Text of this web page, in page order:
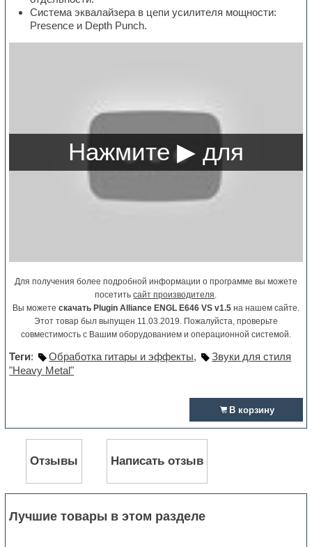
Система эквалайзера в цепи усилителя мощности:
Presence и Depth Punch.
Для получения более подробной информации о программе вы можете
посетитьсайт производителя.
Вы можете скачать Plugin Alliance ENGL E646 VS v1.5на нашем сайте.
Этот товар был выпущен 11.03.2019. Пожалуйста, проверьте
совместимость с Вашим оборудованием и операционной системой.
Теги: Обработка гитары и эффекты,
Звуки для стиля
"Heavy Metal"
В корзину
Отзывы Написать отзыв
Лучшие товары в этом разделе